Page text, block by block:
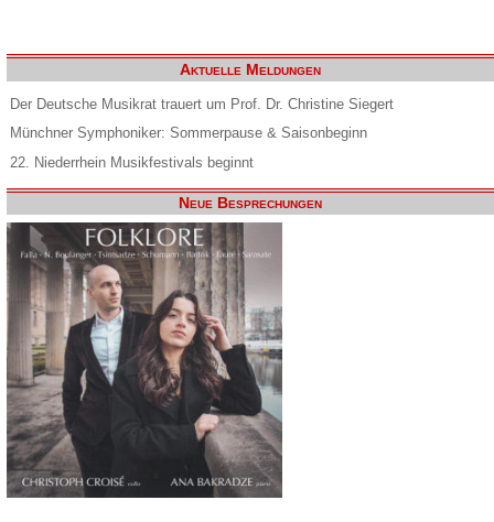
Aktuelle Meldungen
Der Deutsche Musikrat trauert um Prof. Dr. Christine Siegert
Münchner Symphoniker: Sommerpause & Saisonbeginn
22. Niederrhein Musikfestivals beginnt
Neue Besprechungen